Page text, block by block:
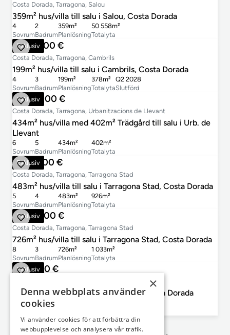
Costa Dorada, Tarragona, Salou
359m² hus/villa till salu i Salou, Costa Dorada
Sovrum
4
Badrum
2
Planlösning
359m²
Totalyta
50 558m²
Exklusiv
1 100 000 €
Costa Dorada, Tarragona, Cambrils
199m² hus/villa till salu i Cambrils, Costa Dorada
Sovrum
4
Badrum
3
Planlösning
199m²
Totalyta
378m²
Slutförd
Q2 2028
Exklusiv
1 080 000 €
Costa Dorada, Tarragona, Urbanitzacions de Llevant
434m² hus/villa med 402m² Trädgård till salu i Urb. de
Llevant
Sovrum
6
Badrum
5
Planlösning
434m²
Totalyta
402m²
Exklusiv
1 148 000 €
Costa Dorada, Tarragona, Tarragona Stad
483m² hus/villa till salu i Tarragona Stad, Costa Dorada
Sovrum
5
Badrum
4
Planlösning
483m²
Totalyta
926m²
Exklusiv
1 595 000 €
Costa Dorada, Tarragona, Tarragona Stad
726m² hus/villa till salu i Tarragona Stad, Costa Dorada
Sovrum
8
Badrum
3
Planlösning
726m²
Totalyta
1 033m²
Exklusiv
990 000 €
309m² hus/villa till salu i Tarragona, Costa Dorada
5
×
Denna webbplats använder
cookies
Vi använder cookies för att förbättra din
webbupplevelse och analysera vår trafik.